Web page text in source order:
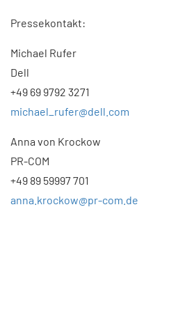
Pressekontakt:
Michael Rufer
Dell
+49 69 9792 3271
michael_rufer@dell.com
Anna von Krockow
PR-COM
+49 89 59997 701
anna.krockow@pr-com.de